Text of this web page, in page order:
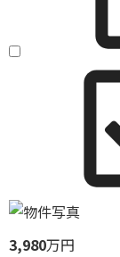
3,980万円